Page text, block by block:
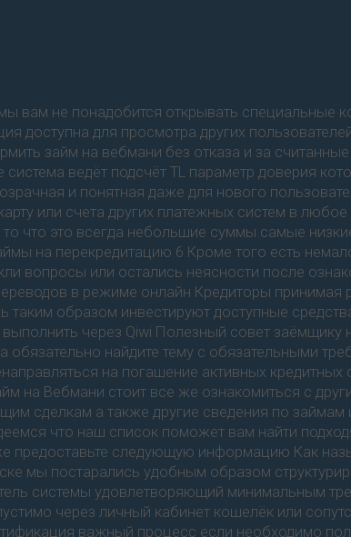
вам не понадобится открывать
доступна для просмотра других
займ на вебмани без отказа и за
ведёт подсчёт TL параметр доверия
и понятная даже для нового
или счета других платежных систем в
что это всегда небольшие суммы самые
на перекредитацию 6 Кроме того есть
вопросы или остались неясности после
в режиме онлайн Кредиторы принимая
образом инвестируют доступные
через Qiwi Полезный совет
обязательно найдите тему с обязательными
на погашение активных
на Вебмани стоит все же ознакомиться с
сделкам а также другие сведения по
что наш список поможет вам найти
предоставьте следующую информацию Как
мы постарались удобным образом
системы удовлетворяющий минимальным
через личный кабинет кошелёк или
важный процесс если необходимо